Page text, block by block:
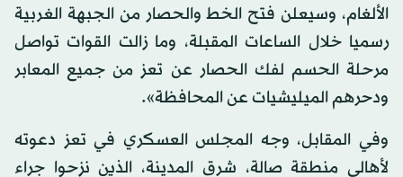
الألغام، وسيعلن فتح الخط والحصار من الجبهة الغربية
رسميا خلال الساعات المقبلة، وما زالت القوات تواصل
مرحلة الحسم لفك الحصار عن تعز من جميع المعابر
ودحرهم الميليشيات عن المحافظة».
وفي المقابل، وجه المجلس العسكري في تعز دعوته
لأهالي منطقة صالة، شرق المدينة، الذين نزحوا جراء